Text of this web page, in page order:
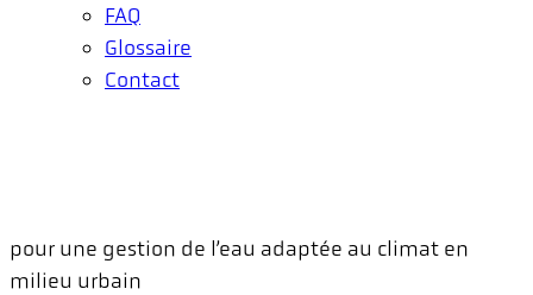
FAQ
Glossaire
Contact
pour une gestion de l’eau adaptée au climat en
milieu urbain